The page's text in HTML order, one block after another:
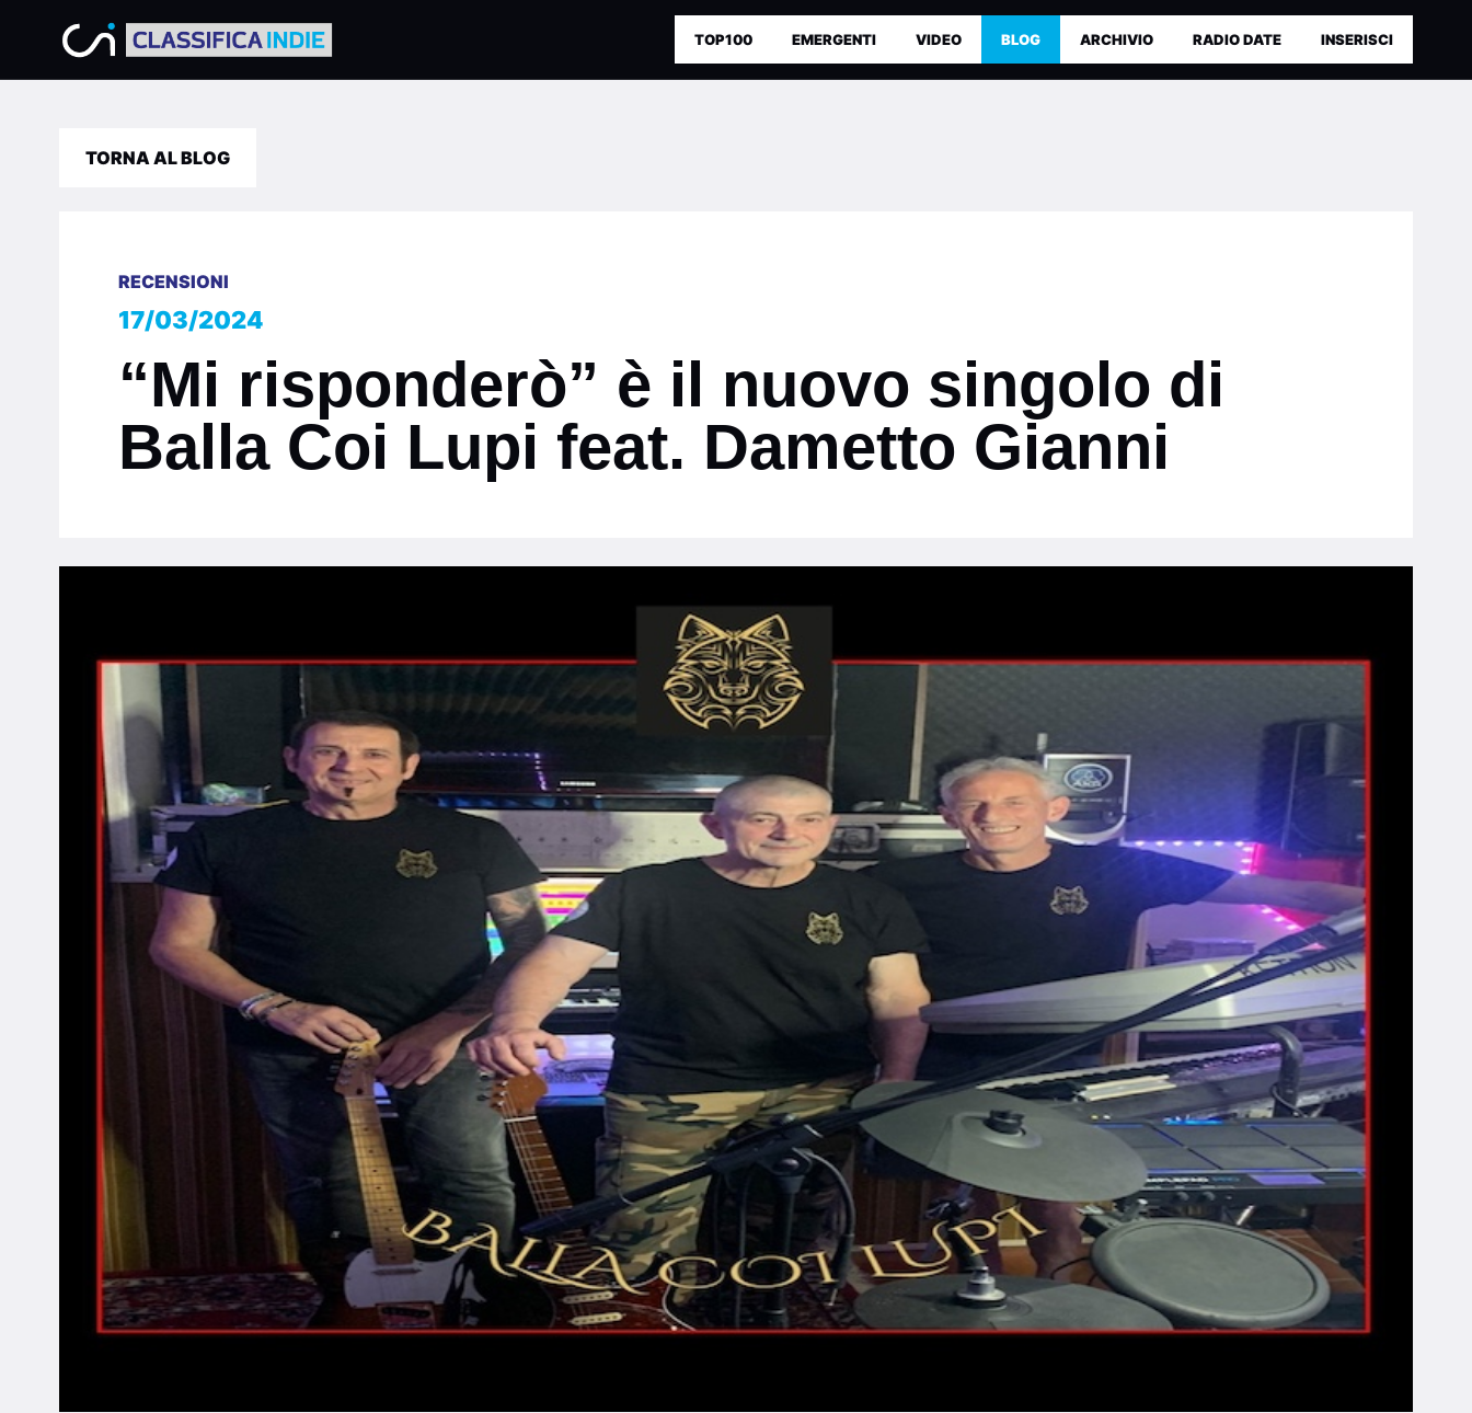
TOP100 EMERGENTI VIDEO BLOG ARCHIVIO RADIO DATE INSERISCI
TORNA AL BLOG
RECENSIONI
17/03/2024
“Mi risponderò” è il nuovo singolo di
Balla Coi Lupi feat. Dametto Gianni